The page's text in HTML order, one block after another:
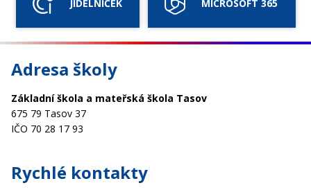
JÍDELNÍČEK MICROSOFT 365
Adresa školy
Základní škola a mateřská škola Tasov
675 79 Tasov 37
IČO 70 28 17 93
Rychlé kontakty